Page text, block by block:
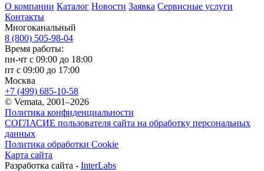
О компании Каталог Новости Заявка Сервисные услуги
Контакты
Многоканальный
8 (800) 505-98-04
Время работы:
пн-чт с 09:00 до 18:00
пт с 09:00 до 17:00
Москва
+7 (499) 685-10-58
© Vemata, 2001–2026
Политика конфиденциальности
СОГЛАСИЕ пользователя сайта на обработку персональных
данных
Политика обработки Cookie
Карта сайта
Разработка сайта - InterLabs